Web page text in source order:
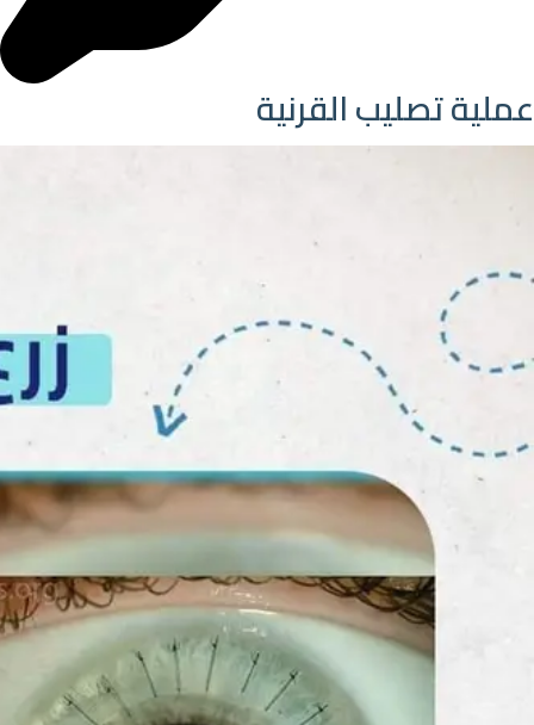
عملية تصليب القرنية